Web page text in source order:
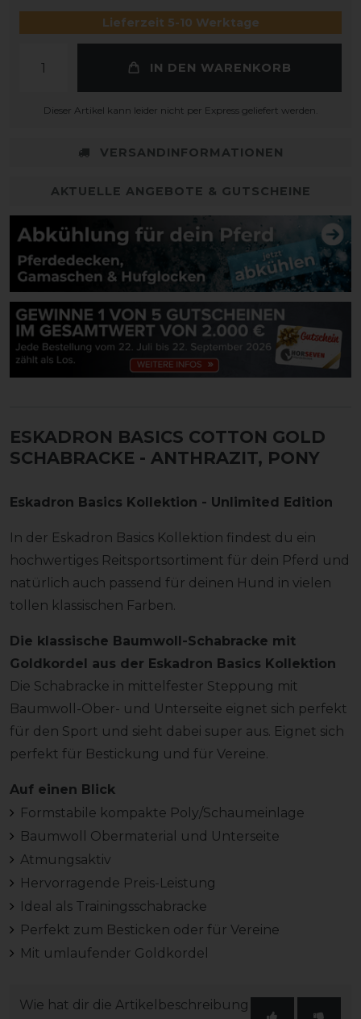
Lieferzeit 5-10 Werktage
IN DEN WARENKORB
Dieser Artikel kann leider nicht per Express geliefert werden.
VERSANDINFORMATIONEN
AKTUELLE ANGEBOTE & GUTSCHEINE
ESKADRON BASICS COTTON GOLD
SCHABRACKE - ANTHRAZIT, PONY
Eskadron Basics Kollektion - Unlimited Edition
In der Eskadron Basics Kollektion findest du ein
hochwertiges Reitsportsortiment für dein Pferd und
natürlich auch passend für deinen Hund in vielen
tollen klassischen Farben.
Die klassische Baumwoll-Schabracke mit
Goldkordel aus der Eskadron Basics Kollektion
Die Schabracke in mittelfester Steppung mit
Baumwoll-Ober- und Unterseite eignet sich perfekt
für den Sport und sieht dabei super aus. Eignet sich
perfekt für Bestickung und für Vereine.
Auf einen Blick
Formstabile kompakte Poly/Schaumeinlage
Baumwoll Obermaterial und Unterseite
Atmungsaktiv
Hervorragende Preis-Leistung
Ideal als Trainingsschabracke
Perfekt zum Besticken oder für Vereine
Mit umlaufender Goldkordel
Wie hat dir die Artikelbeschreibung